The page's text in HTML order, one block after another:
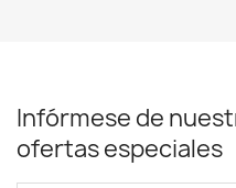
Infórmese de
ofertas especiales